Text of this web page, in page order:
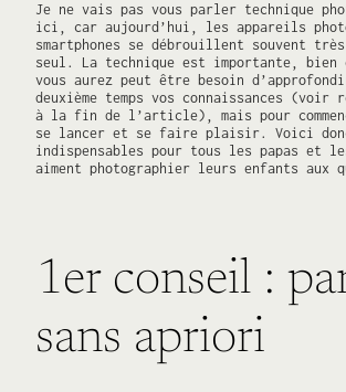
Je ne vais pas vous parler technique
ici, car aujourd’hui, les appareils
smartphones se débrouillent souvent
seul. La technique est importante, bien
vous aurez peut être besoin
deuxième temps vos connaissances (voir
à la fin de l’article), mais pour
se lancer et se faire plaisir. Voici
indispensables pour tous les papas et les
aiment photographier leurs enfants aux
1er conseil :
sans apriori